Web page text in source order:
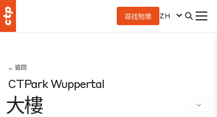
尋找物業 ZH
← 返回
CTPark Wuppertal
大樓